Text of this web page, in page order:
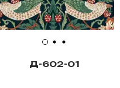
Д-602-01